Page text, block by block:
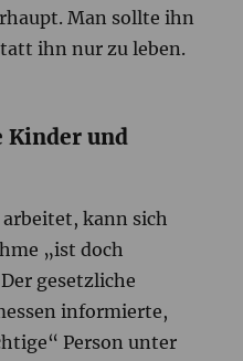
Man sollte ihn
ihn nur zu leben.
Kinder und
kann sich
„ist doch
gesetzliche
informierte,
Person unter